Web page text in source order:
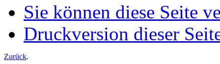
Sie können diese Seite
Druckversion dieser
Zurück.